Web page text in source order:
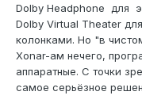
Dolby Headphone для
Dolby Virtual Theater
колонками. Но "в
Xonar-ам нечего,
аппаратные. С точки
самое серьёзное